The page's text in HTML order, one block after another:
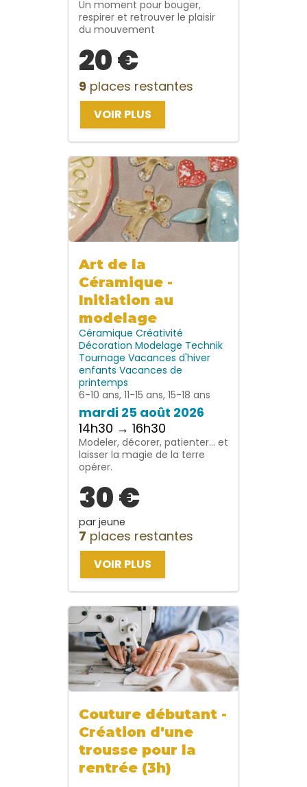
Un moment pour bouger,
respirer et retrouver le plaisir
du mouvement
20 €
9 places restantes
VOIR PLUS
Art de la
Céramique -
Initiation au
modelage
Céramique Créativité
Décoration Modelage Technik
Tournage Vacances d'hiver
enfants Vacances de
printemps
6-10 ans, 11-15 ans, 15-18 ans
mardi 25 août 2026
14h30 → 16h30
Modeler, décorer, patienter… et
laisser la magie de la terre
opérer.
30 €
par jeune
7 places restantes
VOIR PLUS
Couture débutant -
Création d'une
trousse pour la
rentrée (3h)